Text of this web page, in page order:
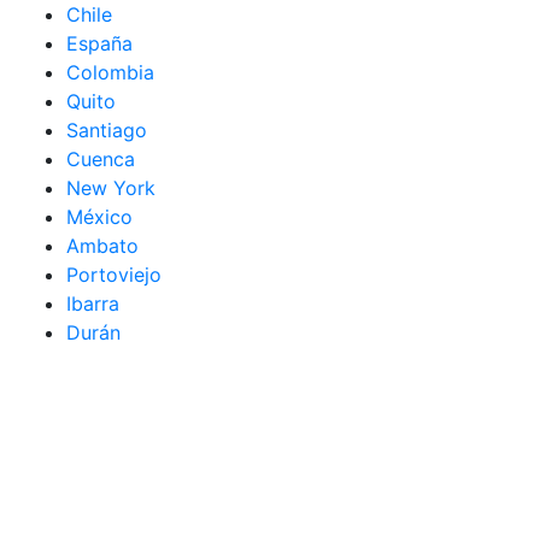
Chile
España
Colombia
Quito
Santiago
Cuenca
New York
México
Ambato
Portoviejo
Ibarra
Durán